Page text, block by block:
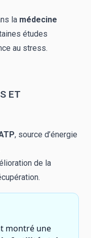
la médecine
études
au stress.
ET
, source d’énergie
de la
montré une